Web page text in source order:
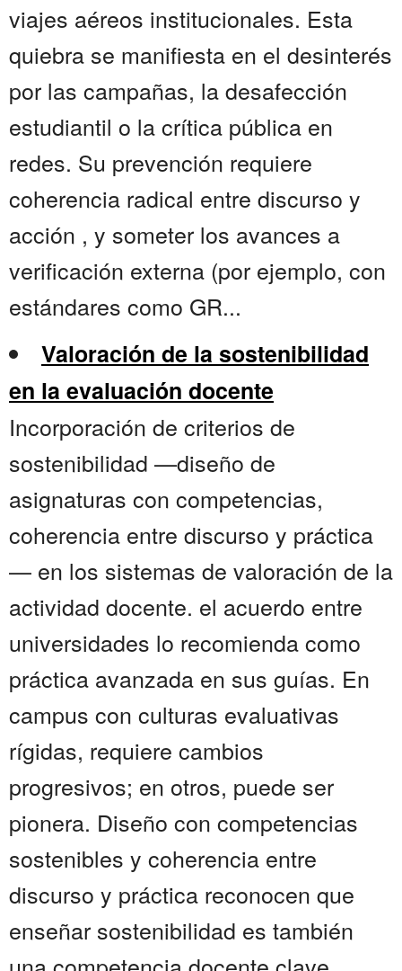
viajes aéreos institucionales. Esta
quiebra se manifiesta en el desinterés
por las campañas, la desafección
estudiantil o la crítica pública en
redes. Su prevención requiere
coherencia radical entre discurso y
acción , y someter los avances a
verificación externa (por ejemplo, con
estándares como GR...
Valoración de la sostenibilidad
en la evaluación docente
Incorporación de criterios de
sostenibilidad —diseño de
asignaturas con competencias,
coherencia entre discurso y práctica
— en los sistemas de valoración de la
actividad docente. el acuerdo entre
universidades lo recomienda como
práctica avanzada en sus guías. En
campus con culturas evaluativas
rígidas, requiere cambios
progresivos; en otros, puede ser
pionera. Diseño con competencias
sostenibles y coherencia entre
discurso y práctica reconocen que
enseñar sostenibilidad es también